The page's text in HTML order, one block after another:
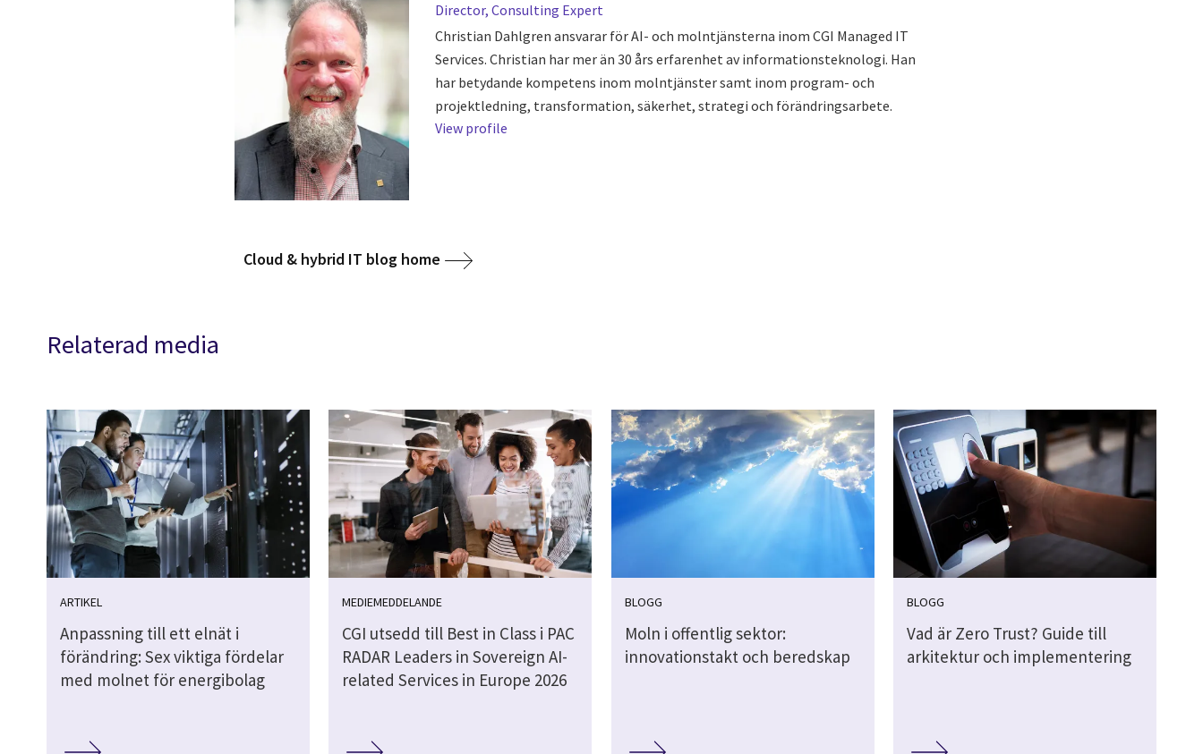
Director, Consulting Expert
Christian Dahlgren ansvarar för AI- och molntjänsterna inom CGI Managed IT
Services. Christian har mer än 30 års erfarenhet av informationsteknologi. Han
har betydande kompetens inom molntjänster samt inom program- och
projektledning, transformation, säkerhet, strategi och förändringsarbete.
View profile
Cloud & hybrid IT blog home
Relaterad media
ARTIKEL
Anpassning till ett elnät i
förändring: Sex viktiga fördelar
med molnet för energibolag
MEDIEMEDDELANDE
CGI utsedd till Best in Class i PAC
RADAR Leaders in Sovereign AI-
related Services in Europe 2026
BLOGG
Moln i offentlig sektor:
innovationstakt och beredskap
BLOGG
Vad är Zero Trust? Guide till
arkitektur och implementering